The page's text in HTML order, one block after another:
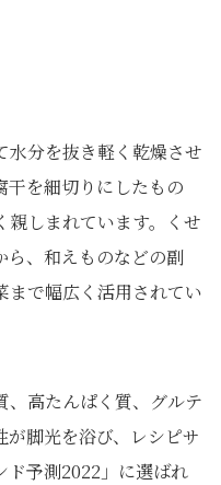
水分を抜き軽く乾燥させ
干を細切りにしたもの
親しまれています。くせ
ら、和えものなどの副
まで幅広く活用されてい
、高たんぱく質、グルテ
が脚光を浴び、レシピサ
ド予測2022」に選ばれ